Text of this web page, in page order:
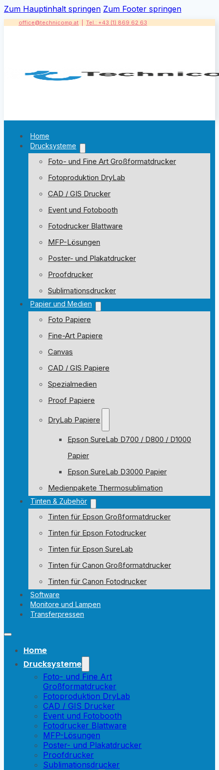
Zum Hauptinhalt springen Zum Footer springen
office@technicomp.at Tel.: +43 (1) 869 62 63
Home
Drucksysteme
Foto- und Fine Art Großformatdrucker
Fotoproduktion DryLab
CAD / GIS Drucker
Event und Fotobooth
Fotodrucker Blattware
MFP-Lösungen
Poster- und Plakatdrucker
Proofdrucker
Sublimationsdrucker
Papier und Medien
Foto Papiere
Fine-Art Papiere
Canvas
CAD / GIS Papiere
Spezialmedien
Proof Papiere
DryLab Papiere
Epson SureLab D700 / D800 / D1000
Papier
Epson SureLab D3000 Papier
Medienpakete Thermosublimation
Tinten & Zubehör
Tinten für Epson Großformatdrucker
Tinten für Epson Fotodrucker
Tinten für Epson SureLab
Tinten für Canon Großformatdrucker
Tinten für Canon Fotodrucker
Software
Monitore und Lampen
Transferpressen
Home
Drucksysteme
Foto- und Fine Art
Großformatdrucker
Fotoproduktion DryLab
CAD / GIS Drucker
Event und Fotobooth
Fotodrucker Blattware
MFP-Lösungen
Poster- und Plakatdrucker
Proofdrucker
Sublimationsdrucker